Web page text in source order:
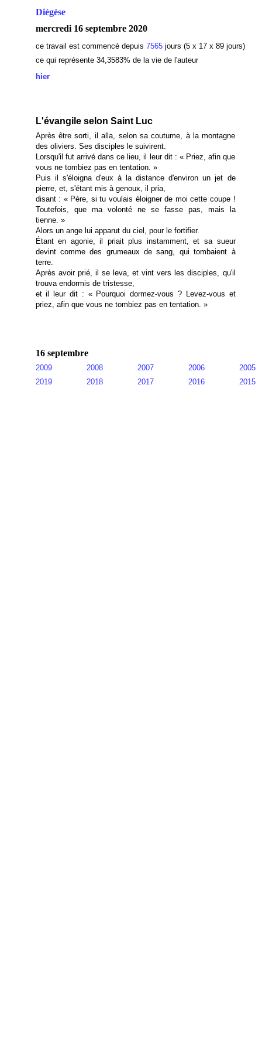
Diégèse
mercredi 16 septembre 2020
ce travail est commencé depuis 7565jours (5 x 17 x 89 jours)
ce qui représente 34,3583% de la vie de l'auteur
hier
L'évangile selon Saint Luc
Après être sorti, il alla, selon sa coutume, à la montagne
des oliviers. Ses disciples le suivirent.
Lorsqu'il fut arrivé dans ce lieu, il leur dit : « Priez, afin que
vous ne tombiez pas en tentation. »
Puis il s'éloigna d'eux à la distance d'environ un jet de
pierre, et, s'étant mis à genoux, il pria,
disant : « Père, si tu voulais éloigner de moi cette coupe !
Toutefois, que ma volonté ne se fasse pas, mais la
tienne. »
Alors un ange lui apparut du ciel, pour le fortifier.
Étant en agonie, il priait plus instamment, et sa sueur
devint comme des grumeaux de sang, qui tombaient à
terre.
Après avoir prié, il se leva, et vint vers les disciples, qu'il
trouva endormis de tristesse,
et il leur dit : « Pourquoi dormez-vous ? Levez-vous et
priez, afin que vous ne tombiez pas en tentation. »
16 septembre
2009 2008 2007 2006
2005
2019
2018 2017 2016 2015